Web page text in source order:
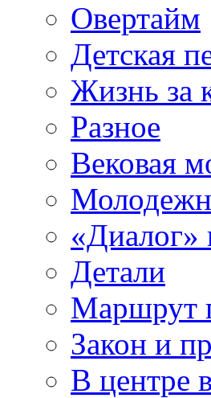
Овертайм
Детская
Жизнь за
Разное
Вековая
Детали
Маршрут
Закон и
В центре